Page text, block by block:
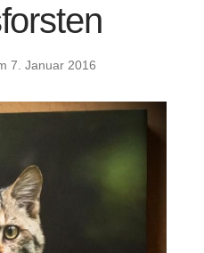
7. Januar 2016